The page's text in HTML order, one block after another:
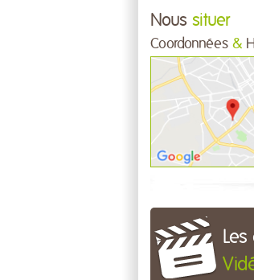
Nous situer
Coordonnées &
Les